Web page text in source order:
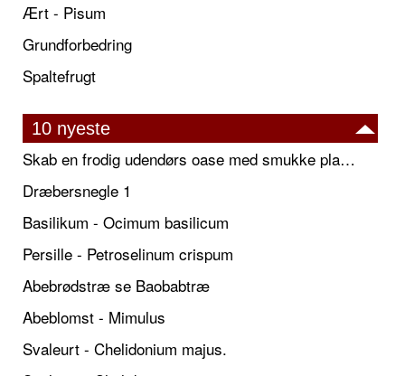
Ært - Pisum
Grundforbedring
Spaltefrugt
10 nyeste
Skab en frodig udendørs oase med smukke plantekrukker og elegante espalier
Dræbersnegle 1
Basilikum - Ocimum basilicum
Persille - Petroselinum crispum
Abebrødstræ se Baobabtræ
Abeblomst - Mimulus
Svaleurt - Chelidonium majus.